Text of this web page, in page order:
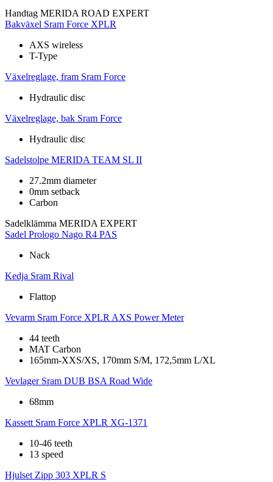
Handtag MERIDA ROAD EXPERT
Bakväxel Sram Force XPLR
AXS wireless
T-Type
Växelreglage, fram Sram Force
Hydraulic disc
Växelreglage, bak Sram Force
Hydraulic disc
Sadelstolpe MERIDA TEAM SL II
27.2mm diameter
0mm setback
Carbon
Sadelklämma MERIDA EXPERT
Sadel Prologo Nago R4 PAS
Nack
Kedja Sram Rival
Flattop
Vevarm Sram Force XPLR AXS Power Meter
44 teeth
MAT Carbon
165mm-XXS/XS, 170mm S/M, 172,5mm L/XL
Vevlager Sram DUB BSA Road Wide
68mm
Kassett Sram Force XPLR XG-1371
10-46 teeth
13 speed
Hjulset Zipp 303 XPLR S